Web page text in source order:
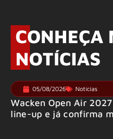
CONHEÇA
NOTÍCIAS
05/08/2026 Notícias
Wacken Open Air
line-up e já confirma